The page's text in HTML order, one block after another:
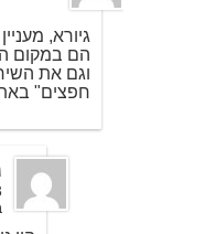
גיורא,
הם במקום
וגם את
חפצים"
ב